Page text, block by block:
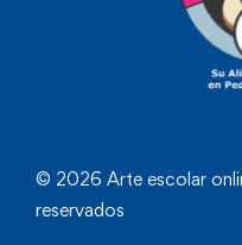
© 2026 Arte escolar
reservados